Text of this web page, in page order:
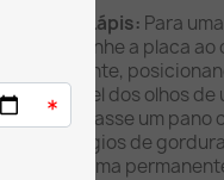
Risco de Lápis: Para
alinhe a placa
do batente,
(ao nível dos olhos
face, passe um
vestígios de
de forma